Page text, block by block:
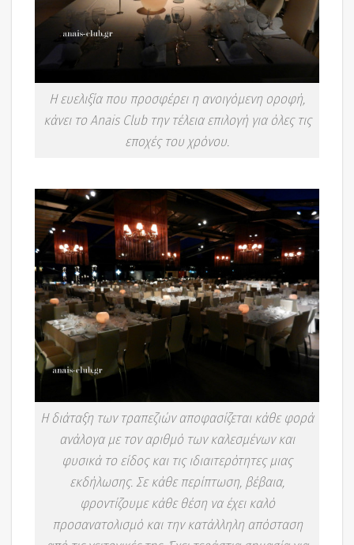
Η ευελιξία που προσφέρει η ανοιγόμενη οροφή,
κάνει το Anais Club την τέλεια επιλογή για όλες τις
εποχές του χρόνου.
Η διάταξη των τραπεζιών αποφασίζεται κάθε φορά
ανάλογα με τον αριθμό των καλεσμένων και
φυσικά το είδος και τις ιδιαιτερότητες μιας
εκδήλωσης. Σε κάθε περίπτωση, βέβαια,
φροντίζουμε κάθε θέση να έχει καλό
προσανατολισμό και την κατάλληλη απόσταση